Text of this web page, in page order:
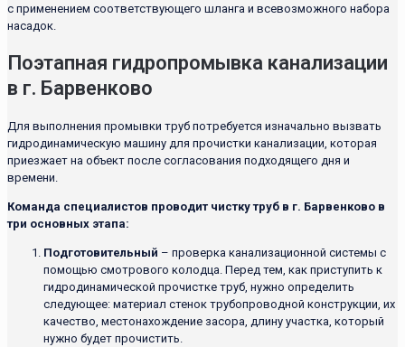
с применением соответствующего шланга и всевозможного набора
насадок.
Поэтапная гидропромывка канализации
в г. Барвенково
Для выполнения промывки труб потребуется изначально вызвать
гидродинамическую машину для прочистки канализации, которая
приезжает на объект после согласования подходящего дня и
времени.
Команда специалистов проводит чистку труб в г. Барвенково в
три основных этапа:
Подготовительный – проверка канализационной системы с
помощью смотрового колодца. Перед тем, как приступить к
гидродинамической прочистке труб, нужно определить
следующее: материал стенок трубопроводной конструкции, их
качество, местонахождение засора, длину участка, который
нужно будет прочистить.